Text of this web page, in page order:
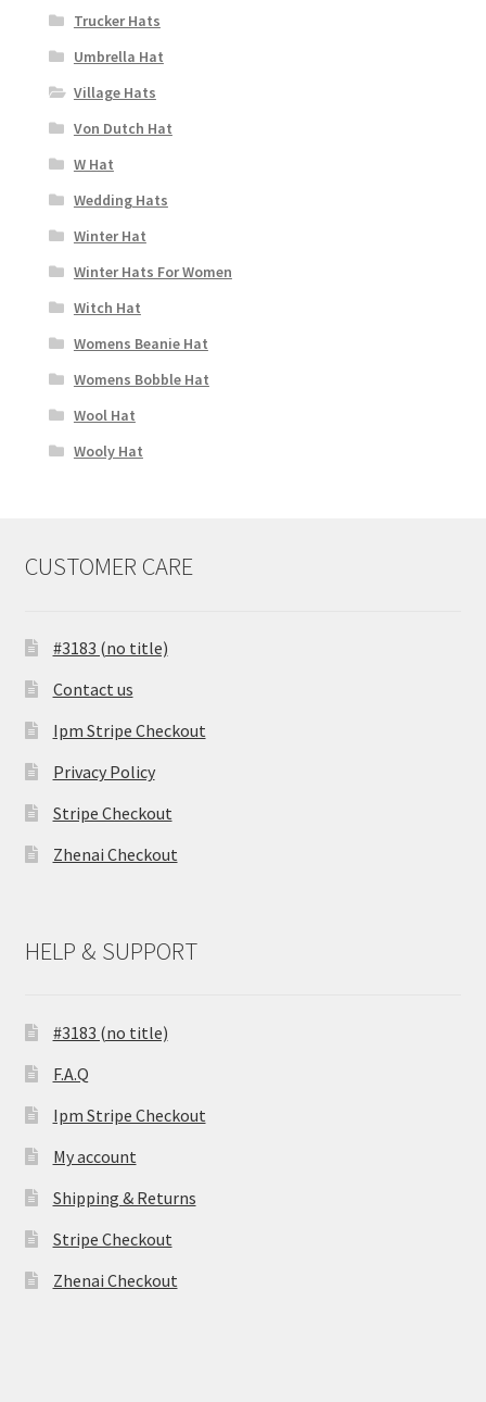
Trucker Hats
Umbrella Hat
Village Hats
Von Dutch Hat
W Hat
Wedding Hats
Winter Hat
Winter Hats For Women
Witch Hat
Womens Beanie Hat
Womens Bobble Hat
Wool Hat
Wooly Hat
CUSTOMER CARE
#3183 (no title)
Contact us
Ipm Stripe Checkout
Privacy Policy
Stripe Checkout
Zhenai Checkout
HELP & SUPPORT
#3183 (no title)
F.A.Q
Ipm Stripe Checkout
My account
Shipping & Returns
Stripe Checkout
Zhenai Checkout